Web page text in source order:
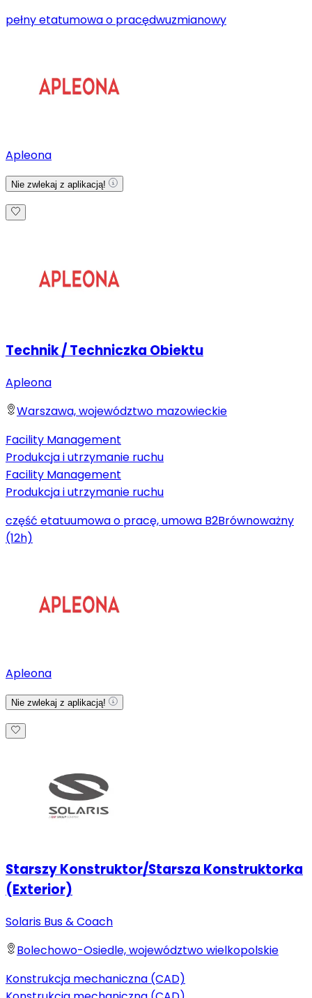
pełny etatumowa o pracędwuzmianowy
Apleona
Nie zwlekaj z aplikacją!
Technik / Techniczka Obiektu
Apleona
Warszawa, województwo mazowieckie
Facility Management
Produkcja i utrzymanie ruchu
Facility Management
Produkcja i utrzymanie ruchu
część etatuumowa o pracę, umowa B2Brównoważny
(12h)
Apleona
Nie zwlekaj z aplikacją!
Starszy Konstruktor/Starsza Konstruktorka
(Exterior)
Solaris Bus & Coach
Bolechowo-Osiedle, województwo wielkopolskie
Konstrukcja mechaniczna (CAD)